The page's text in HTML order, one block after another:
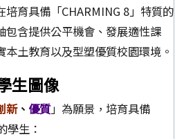
育具備「CHARMING 8」特質的
包含提供公平機會、發展適性課
土教育以及型塑優質校園環境。
生圖像
新、 優質」為願景，培育具備
學生：